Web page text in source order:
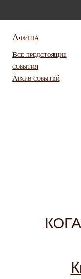
Афиша
Все предстоящие
события
Архив событий